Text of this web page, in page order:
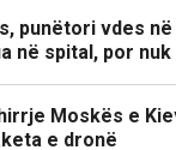
punëtori vdes
në spital, por
Moskës e
e dronë